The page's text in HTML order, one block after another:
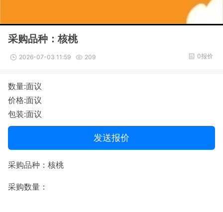
采购品种：核桃
2026-07-03 11:59 209 0报价
数量:面议
价格:面议
包装:面议
发送报价
采购品种：核桃
采购数量：